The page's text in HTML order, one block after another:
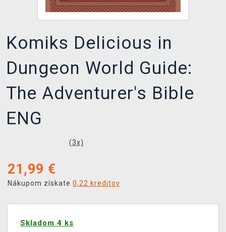
Komiks Delicious in
Dungeon World Guide:
The Adventurer's Bible
ENG
(3x)
21,99 €
Nákupom získate 0,22 kreditov
Skladom 4 ks